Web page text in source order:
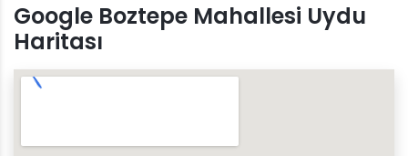
Google Boztepe Mahallesi Uydu
Haritası